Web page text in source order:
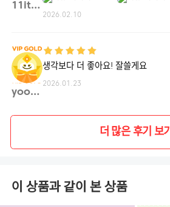
11itw**
2026.02.10
yooso**
생각보다 더 좋아요! 잘쓸게요
2026.01.23
더 많은 후기 보기
이 상품과 같이 본 상품